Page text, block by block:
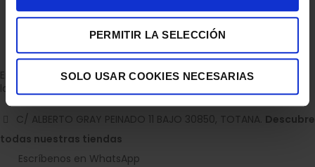
PERMITIR LA SELECCIÓN
SOLO USAR COOKIES NECESARIAS
Empresa dedicada a la venta de accesorios para el hogar con
la experiencia de 36 años.
C/ ALBERTO GRAY PEINADO 11 BAJO 30850, TOTANA. Descubre
todas nuestras tiendas
Escríbenos en WhatsApp